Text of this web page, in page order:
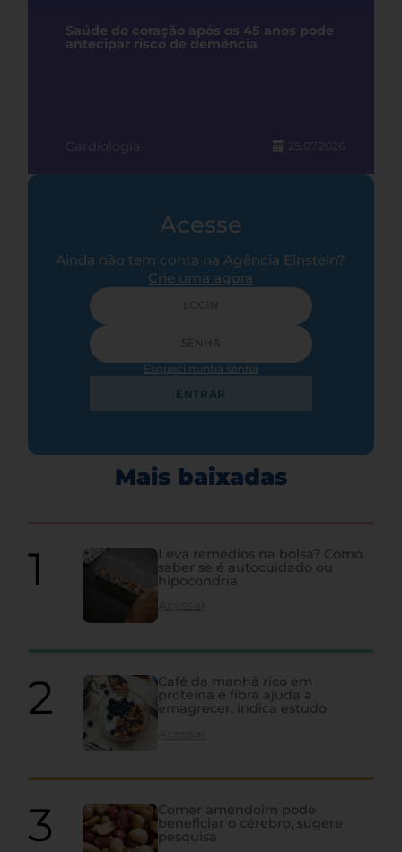
Saúde do coração após os 45 anos pode
antecipar risco de demência
Cardiologia 25.07.2026
Acesse
Ainda não tem conta na Agência Einstein?
Crie uma agora
Esqueci minha senha
ENTRAR
Mais baixadas
Leva remédios na bolsa? Como
saber se é autocuidado ou
hipocondria
Café da manhã rico em
proteína e fibra ajuda a
emagrecer, indica estudo
Comer amendoim pode
beneficiar o cérebro, sugere
pesquisa